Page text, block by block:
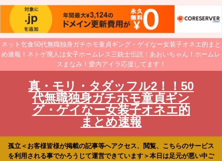
ネット乞食50代無職独身ガチホモ童貞ギング・ゲイなー女装子オネエ的まと
め速報！ネトゲ廃人は女子ホームレス三銃士伝説！あおいちゃん！ホームレ
スまなみ！愛内アイラ応援してます！
真・モリ・タダッフル2！！50
代無職独身ガチホモ童貞ギン
グ・ゲイなー女装子オネエ的
まとめ速報
孤立＜お客様皆様が掲載の記事等へアクセス、閲覧、こちらのサービス
を利用される事でかろうじて運営できています＞本日は足元が悪い中ご